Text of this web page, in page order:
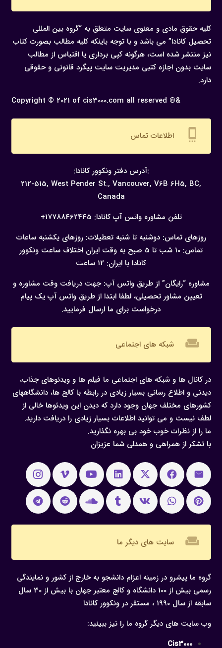
کلیه حقوق مادی و معنوی سایت متعلق به “گروه بین المللی
تحصیل کانادا” می باشد و با توجه باینکه کلیه مطالب بصورت کتاب
نیز منتشر شده است، هرگونه كپی برداری یا اقتباس از مطالب
سایت بدون اجازه كتبی مدیریت سایت پیگرد قانونی و حقوقی
دارد.
Copyright © 2021 of cis3000.com all reserved ®&
settings_cell اطلاعات تماس
:آدرس دفتر ونکوور کانادا:
212-515, West Pender St., Vancouver, V6B 6H5, BC,
Canada
تلفن مشاوره واتس آپ کانادا: 17788462445+
روزهای تماس: دوشنبه تا شنبه تعطیلات: روزهای یکشنبه ساعات
تماس: 10 شب تا 5 صبح به وقت ایران
اختلاف ساعت ونکوور
کانادا با ایران: 12 ساعت
مشاوره “رایگان” از طریق واتس آپ: جهت دریافت وقت مشاوره و
تعیین مشاور تحصیلی، لطفا ابتدا از طریق واتس آپ یک پیام
درخواست برای ما ارسال فرمایید.
weekend شبکه های اجتماعی
در کانال ها و شبکه های اجتماعی ما فیلم ها و ویدئوهای جذاب،
دیدنی و اطلاع رسانی بسیار زیادی در رابطه با کالج ها، دانشگاههای
کشورهای مختلف جهان وجود دارد که دیدن این ویدئوها خالی از
لطف نیست و می توانید اطلاعات بسیار زیادی را دریافت دارید.
ما را از نظرات خوب خود بی بهره نگذارید.
با تشکر از همراهی و همدلی شما عزیزان
weekend سایت های دیگر ما
گروه ما پیشرو در زمینه اعزام دانشجو به خارج از کشور و نمایندگی
رسمی بیش از 100 دانشگاه و کالج معتبر جهان با بیش از 30 سال
سابقه از سال 1990 ، مستقر در ونکوور کانادا
وب سایت های دیگر گروه ما را نیز ببینید:
Cis3000